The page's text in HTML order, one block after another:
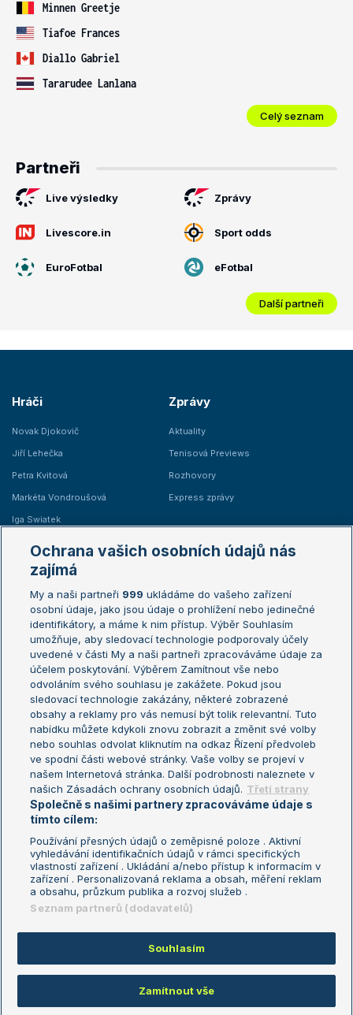
Minnen Greetje
Tiafoe Frances
Diallo Gabriel
Tararudee Lanlana
Celý seznam
Partneři
Live výsledky Zprávy
Livescore.in Sport odds
EuroFotbal eFotbal
Další partneři
Hráči
Novak Djokovič
Jiří Lehečka
Petra Kvitová
Markéta Vondroušová
Iga Swiatek
Zprávy
Aktuality
Tenisová Previews
Rozhovory
Express zprávy
Žebříčky
Žebříček ATP (muži)
Žebříček WTA (ženy)
Sázkařský žebříček
Australian Open
French Open
Wimbledon
US Open
Turnaj mistrů
Turnaj mistryň
Aktualní trendy
Fotbalové přestupy
Livesport Daily
LS Prague Open
Podmínky užití
Nastavení soukromí
GDPR a žurnalistika
Reklama
Kontakt
Informace o zpracování osobních
údajů
Copyright © 2008-2026 TenisPortal.cz. Využíváme zpravodajství ČTK.
Ochrana vašich osobních údajů nás
zajímá
My a naši partneři 999 ukládáme do vašeho zařízení
osobní údaje, jako jsou údaje o prohlížení nebo jedinečné
identifikátory, a máme k nim přístup. Výběr Souhlasím
umožňuje, aby sledovací technologie podporovaly účely
uvedené v části My a naši partneři zpracováváme údaje za
účelem poskytování. Výběrem Zamítnout vše nebo
odvoláním svého souhlasu je zakážete. Pokud jsou
sledovací technologie zakázány, některé zobrazené
obsahy a reklamy pro vás nemusí být tolik relevantní. Tuto
nabídku můžete kdykoli znovu zobrazit a změnit své volby
nebo souhlas odvolat kliknutím na odkaz Řízení předvoleb
ve spodní části webové stránky. Vaše volby se projeví v
našem Internetová stránka. Další podrobnosti naleznete v
našich Zásadách ochrany osobních údajů. Třetí strany
Společně s našimi partnery zpracováváme údaje s
tímto cílem:
Používání přesných údajů o zeměpisné poloze . Aktivní
vyhledávání identifikačních údajů v rámci specifických
vlastností zařízení . Ukládání a/nebo přístup k informacím v
zařízení . Personalizovaná reklama a obsah, měření reklam
a obsahu, průzkum publika a rozvoj služeb .
Seznam partnerů (dodavatelů)
Souhlasím
Zamítnout vše